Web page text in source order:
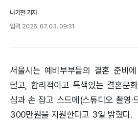
나기천 기자
입력 2026. 07. 03. 09:31
서울시는 예비부부들의 결혼 준비
덜고, 합리적이고 특색있는 결혼문
심과 손 잡고 스드메(스튜디오 촬영·
300만원을 지원한다고 3일 밝혔다.